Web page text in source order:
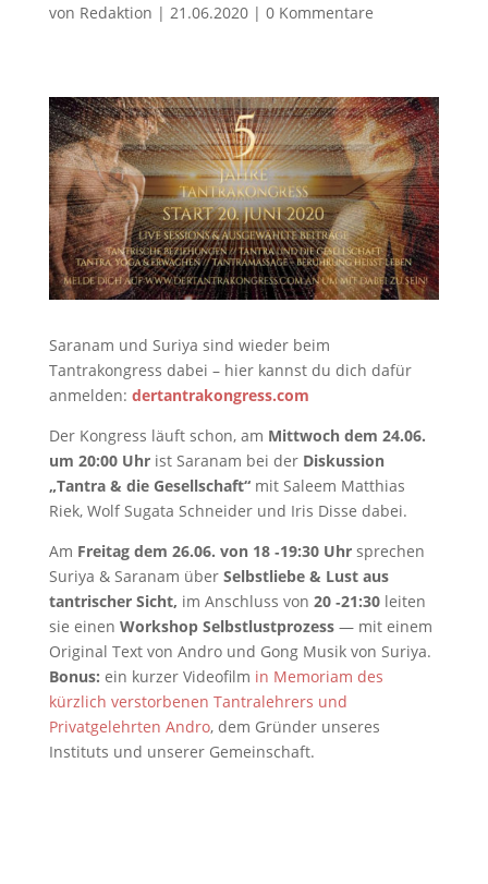
von Redaktion | 21.06.2020| 0 Kommentare
Saranam und Suriya sind wieder beim
Tantrakongress dabei – hier kannst du dich dafür
anmelden: dertantrakongress.com
Der Kongress läuft schon, am Mittwoch dem 24.06.
um 20:00 Uhrist Saranam bei der Diskussion
„Tantra & die Gesellschaft“mit Saleem Matthias
Riek, Wolf Sugata Schneider und Iris Disse dabei.
Am Freitag dem 26.06. von 18 ‑19:30 Uhrsprechen
Suriya & Saranam über Selbstliebe & Lust aus
tantrischer Sicht, im Anschluss von 20 ‑21:30leiten
sie einen Workshop Selbstlustprozess— mit einem
Original Text von Andro und Gong Musik von Suriya.
Bonus: ein kurzer Videofilm in Memoriam des
kürzlich verstorbenen Tantralehrers und
Privatgelehrten Andro, dem Gründer unseres
Instituts und unserer Gemeinschaft.